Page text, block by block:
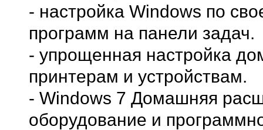
- настройка Windows по
программ на панели задач.
- упрощенная настройка
принтерам и устройствам.
- Windows 7 Домашняя
оборудование и